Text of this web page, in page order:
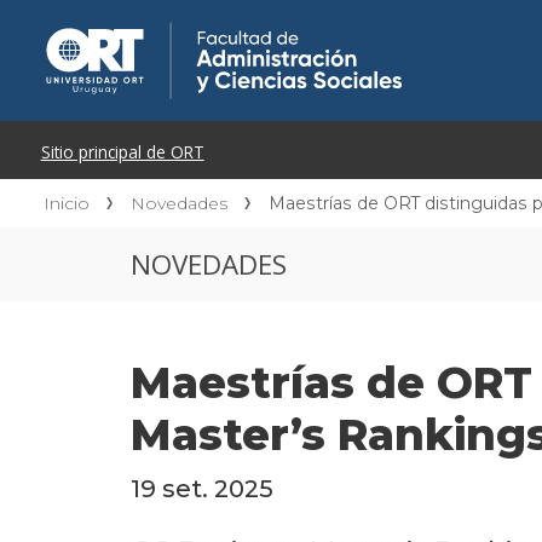
Inicio Novedades Maestrías de ORT distinguidas
NOVEDADES
Maestrías de
Master’s
19 set. 2025